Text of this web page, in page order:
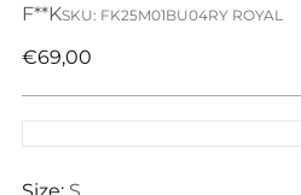
F**KSKU: FK25M01BU04RY ROYAL
Prezzo
€69,00